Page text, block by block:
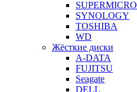
SUPERMICRO
SYNOLOGY
TOSHIBA
WD
Жёсткие диски
A-DATA
FUJITSU
Seagate
DELL